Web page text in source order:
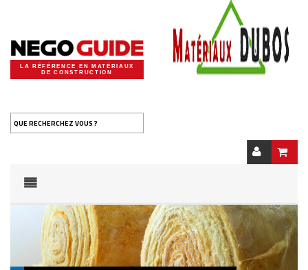
LA RÉFÉRENCE EN MATÉRIAUX
DE CONSTRUCTION
QUE RECHERCHEZ VOUS ?